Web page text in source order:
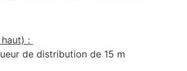
:
de distribution de 15 m